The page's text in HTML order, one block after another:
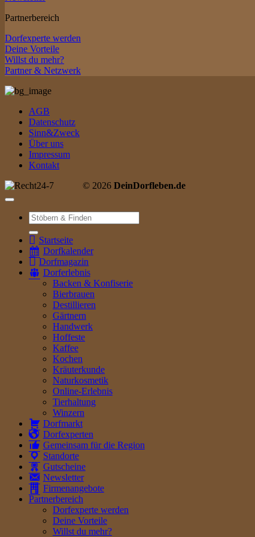
Partnerbereich
Dorfexperte werden
Deine Vorteile
Willst du mehr?
Partner & Netzwerk
AGB
Datenschutz
Sinn&Zweck
Über uns
Impressum
Kontakt
© 2026 DeinDorfleben.de
Suche
nach:
Startseite
Dorfkalender
Dorfmagazin
Dorferlebnis
Backen & Konfiserie
Bierbrauen
Destillieren
Gärtnern
Handwerk
Hoffeste
Kaffee
Kochen
Kräuterkunde
Naturkosmetik
Online-Erlebnis
Tierhaltung
Winzern
Dorfmarkt
Dorfexperten
Gemeinsam für die Region
Standorte
Gutscheine
Newsletter
Firmenangebote
Partnerbereich
Dorfexperte werden
Deine Vorteile
Willst du mehr?